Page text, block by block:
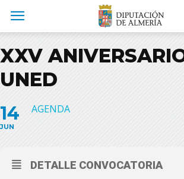
XXV
UNED
14
JUN
AGENDA
DETALLE CONVOCATORIA